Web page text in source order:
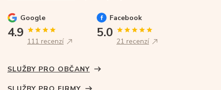
Google
4.9
111 recenzí
Facebook
5.0
21 recenzí
SLUŽBY PRO OBČANY